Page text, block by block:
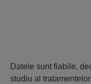
Datele sunt fiabile,
studiu al